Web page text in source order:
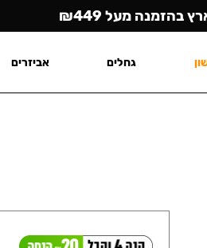
בהזמנה מעל ₪449
גחלים אביזרים